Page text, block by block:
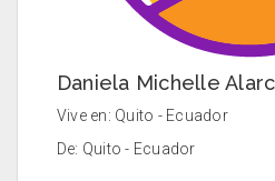
Daniela Michelle
Vive en: Quito - Ecuador
De: Quito - Ecuador